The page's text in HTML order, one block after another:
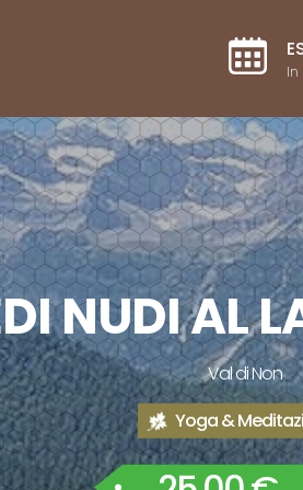
In
NUDI AL
Val di Non
Yoga &